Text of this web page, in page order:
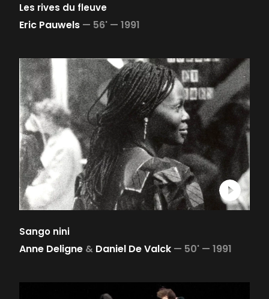
Les rives du fleuve
Eric Pauwels — 56' — 1991
Sango nini
Anne Deligne & Daniel De Valck — 50' — 1991